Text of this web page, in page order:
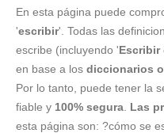
En esta página puede
'escribir'. Todas las
escribe (incluyendo 'Escribir
en base a los diccionarios
Por lo tanto, puede tener la
fiable y 100% segura Las
esta página son: ?cómo se